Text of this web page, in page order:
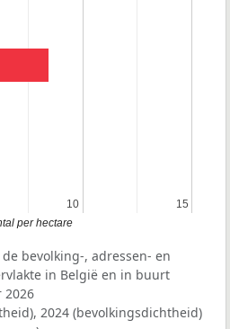
10
10 15
15
per hectare
bevolking-, adressen- en
in België en in buurt
2026
2024 (bevolkingsdichtheid)